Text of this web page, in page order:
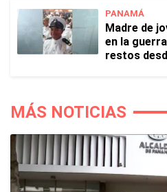
PANAMÁ
Madre de
en la
restos
MÁS NOTICIAS